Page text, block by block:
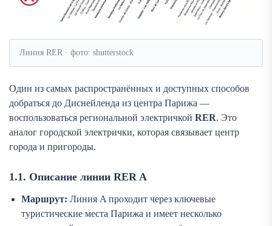
Линия RER · фото: shutterstock
Один из самых распространённых и доступных способов
добраться до Диснейленда из центра Парижа —
воспользоваться региональной электричкой RER. Это
аналог городской электрички, которая связывает центр
города и пригороды.
1.1. Описание линии RER A
Маршрут: Линия A проходит через ключевые
туристические места Парижа и имеет несколько